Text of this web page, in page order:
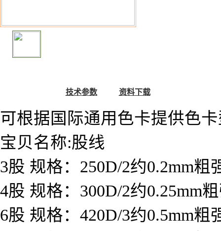
技术参数 资料下载
可根据国际通用色卡提供色
宝贝名称:股线
3股 规格：250D/2约0.2mm
4股 规格：300D/2约0.25mm
6股 规格：420D/3约0.5mm